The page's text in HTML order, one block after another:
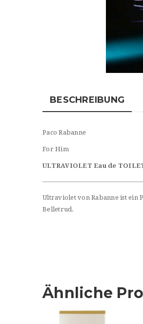
BESCHREIBUNG
Paco Rabanne
For Him
ULTRAVIOLET Eau de
Ultraviolet von Rabanne ist ein
Belletrud.
Ähnliche